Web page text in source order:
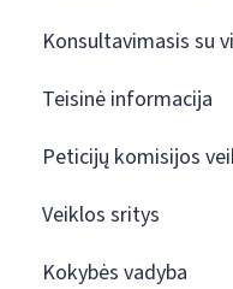
Konsultavimasis su
Teisinė informacija
Peticijų komisijos
Veiklos sritys
Kokybės vadyba